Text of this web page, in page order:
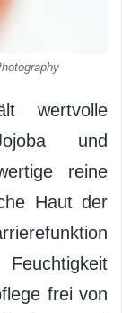
wertvolle
und
reine
Haut der
frei von